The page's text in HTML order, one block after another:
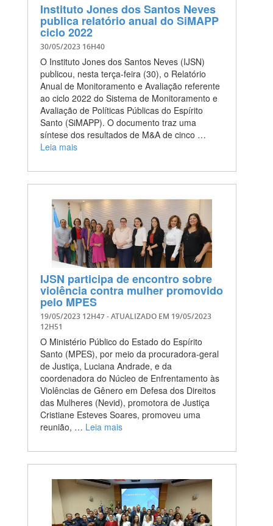
Instituto Jones dos Santos Neves
publica relatório anual do SiMAPP
ciclo 2022
30/05/2023 16H40
O Instituto Jones dos Santos Neves (IJSN)
publicou, nesta terça-feira (30), o Relatório
Anual de Monitoramento e Avaliação referente
ao ciclo 2022 do Sistema de Monitoramento e
Avaliação de Políticas Públicas do Espírito
Santo (SiMAPP). O documento traz uma
síntese dos resultados de M&A de cinco …
Leia mais
IJSN participa de encontro sobre
violência contra mulher promovido
pelo MPES
19/05/2023 12H47- ATUALIZADO EM 19/05/2023
12H51
O Ministério Público do Estado do Espírito
Santo (MPES), por meio da procuradora-geral
de Justiça, Luciana Andrade, e da
coordenadora do Núcleo de Enfrentamento às
Violências de Gênero em Defesa dos Direitos
das Mulheres (Nevid), promotora de Justiça
Cristiane Esteves Soares, promoveu uma
reunião, … Leia mais